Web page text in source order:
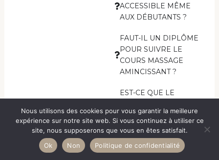
ACCESSIBLE MÊME
AUX DÉBUTANTS ?
FAUT-IL UN DIPLÔME
POUR SUIVRE LE
COURS MASSAGE
AMINCISSANT ?
EST-CE QUE LE
AMINCISSANT
FONCTIONNE
VRAIMENT ?
Nous utilisons des cookies pour vous garantir la meilleure
expérience sur notre site web. Si vous continuez à utiliser ce
site, nous supposerons que vous en êtes satisfait.
Ok
Non Politique de confidentialité